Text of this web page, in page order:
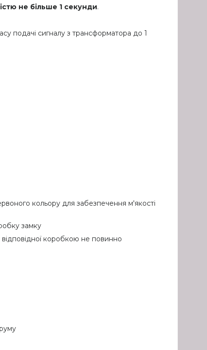
не більше 1 секунди.
подачі сигналу з трансформатора до 1
кольору для забезпечення м'якості
замку
коробкою не повинно